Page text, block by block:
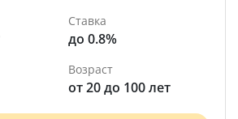
Ставка
до 0.8%
Возраст
от 20 до 100 лет